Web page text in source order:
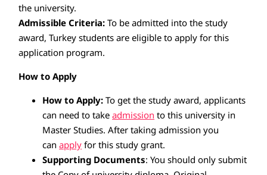
the university.
Admissible Criteria:To be admitted into the study
award, Turkey students are eligible to apply for this
application program.
How to Apply
How to Apply: To get the study award, applicants
can need to takeadmission to this university in
Master Studies. After taking admission you
canapply for this study grant.
Supporting Documents: You should only submit